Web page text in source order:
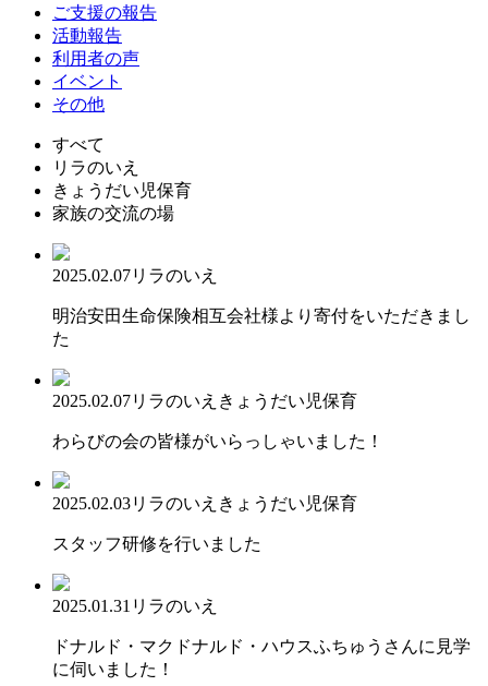
ご支援の報告
活動報告
利用者の声
イベント
その他
すべて
リラのいえ
きょうだい児保育
家族の交流の場
2025.02.07リラのいえ
明治安田生命保険相互会社様より寄付をいただきまし
た
2025.02.07リラのいえ きょうだい児保育
わらびの会の皆様がいらっしゃいました！
2025.02.03リラのいえ きょうだい児保育
スタッフ研修を行いました
2025.01.31 リラのいえ
ドナルド・マクドナルド・ハウスふちゅうさんに見学
に伺いました！